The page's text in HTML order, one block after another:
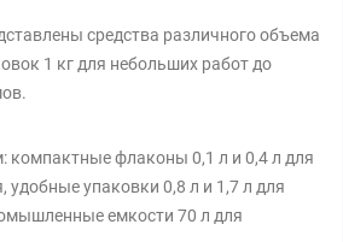
средства различного объема
1 кг для небольших работ до
компактные флаконы 0,1 л и 0,4 л для
удобные упаковки 0,8 л и 1,7 л для
емкости 70 л для